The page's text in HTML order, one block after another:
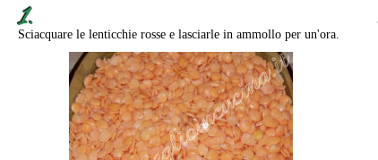
1.
Sciacquare le lenticchie rosse e lasciarle in ammollo per un'ora.